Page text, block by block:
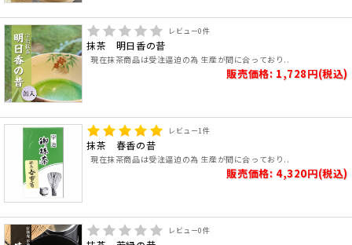
レビュー0件
抹茶 明日香の昔
現在抹茶商品は受注逼迫の為 生産が間に合っており..
販売価格: 1,728円(税込)
レビュー1件
抹茶 春香の昔
現在抹茶商品は受注逼迫の為 生産が間に合っており..
販売価格: 4,320円(税込)
レビュー0件